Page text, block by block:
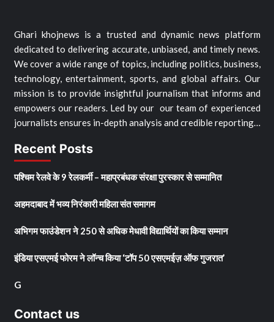
Ghari khojnews is a trusted and dynamic news platform
dedicated to delivering accurate, unbiased, and timely news.
We cover a wide range of topics, including politics, business,
technology, entertainment, sports, and global affairs. Our
mission is to provide insightful journalism that informs and
empowers our readers. Led by our our team of experienced
journalists ensures in-depth analysis and credible reporting…
Recent Posts
पश्चिम रेलवे के 9 रेलकर्मी – महाप्रबंधक संरक्षा पुरस्कार से सम्मानित
अहमदाबाद में भव्य निरंकारी महिला संत समागम
अभिगम फाउंडेशन ने 250 से अधिक मेधावी विद्यार्थियों का किया सम्मान
इंडिया एसएमई फोरम ने लॉन्च किया ‘टॉप 50 एसएमईज़ ऑफ गुजरात’
G
Contact us